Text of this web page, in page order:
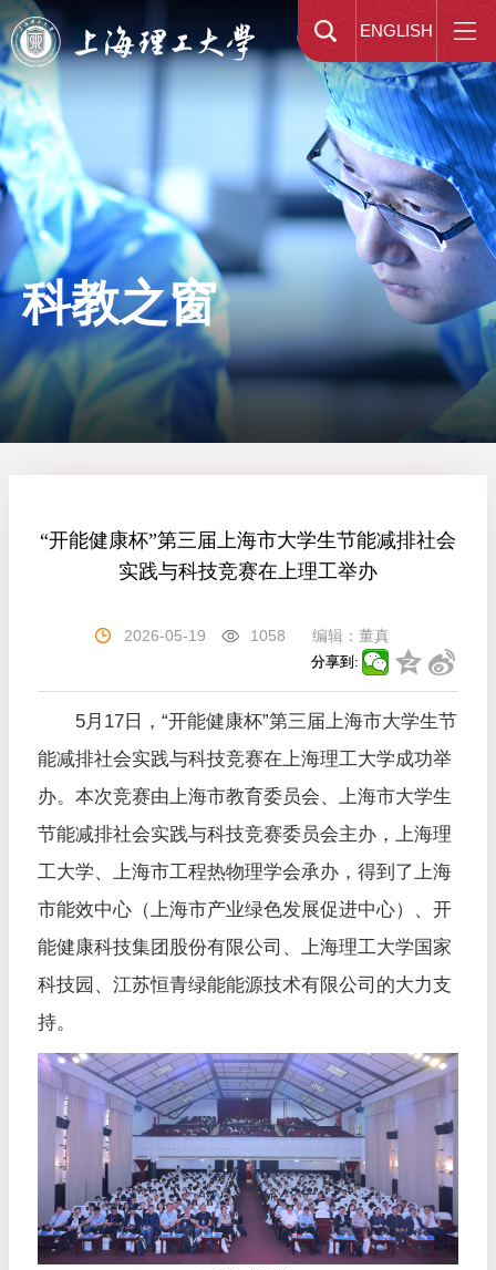
ENGLISH
科教之窗
“开能健康杯”第三届上海市大学生节能减排社会
实践与科技竞赛在上理工举办
2026-05-19 1058 编辑： 董真
分享到:
5月17日，“开能健康杯”第三届上海市大学生节
能减排社会实践与科技竞赛在上海理工大学成功举
办。本次竞赛由上海市教育委员会、上海市大学生
节能减排社会实践与科技竞赛委员会主办，上海理
工大学、上海市工程热物理学会承办，得到了上海
市能效中心（上海市产业绿色发展促进中心）、开
能健康科技集团股份有限公司、上海理工大学国家
科技园、江苏恒青绿能能源技术有限公司的大力支
持。